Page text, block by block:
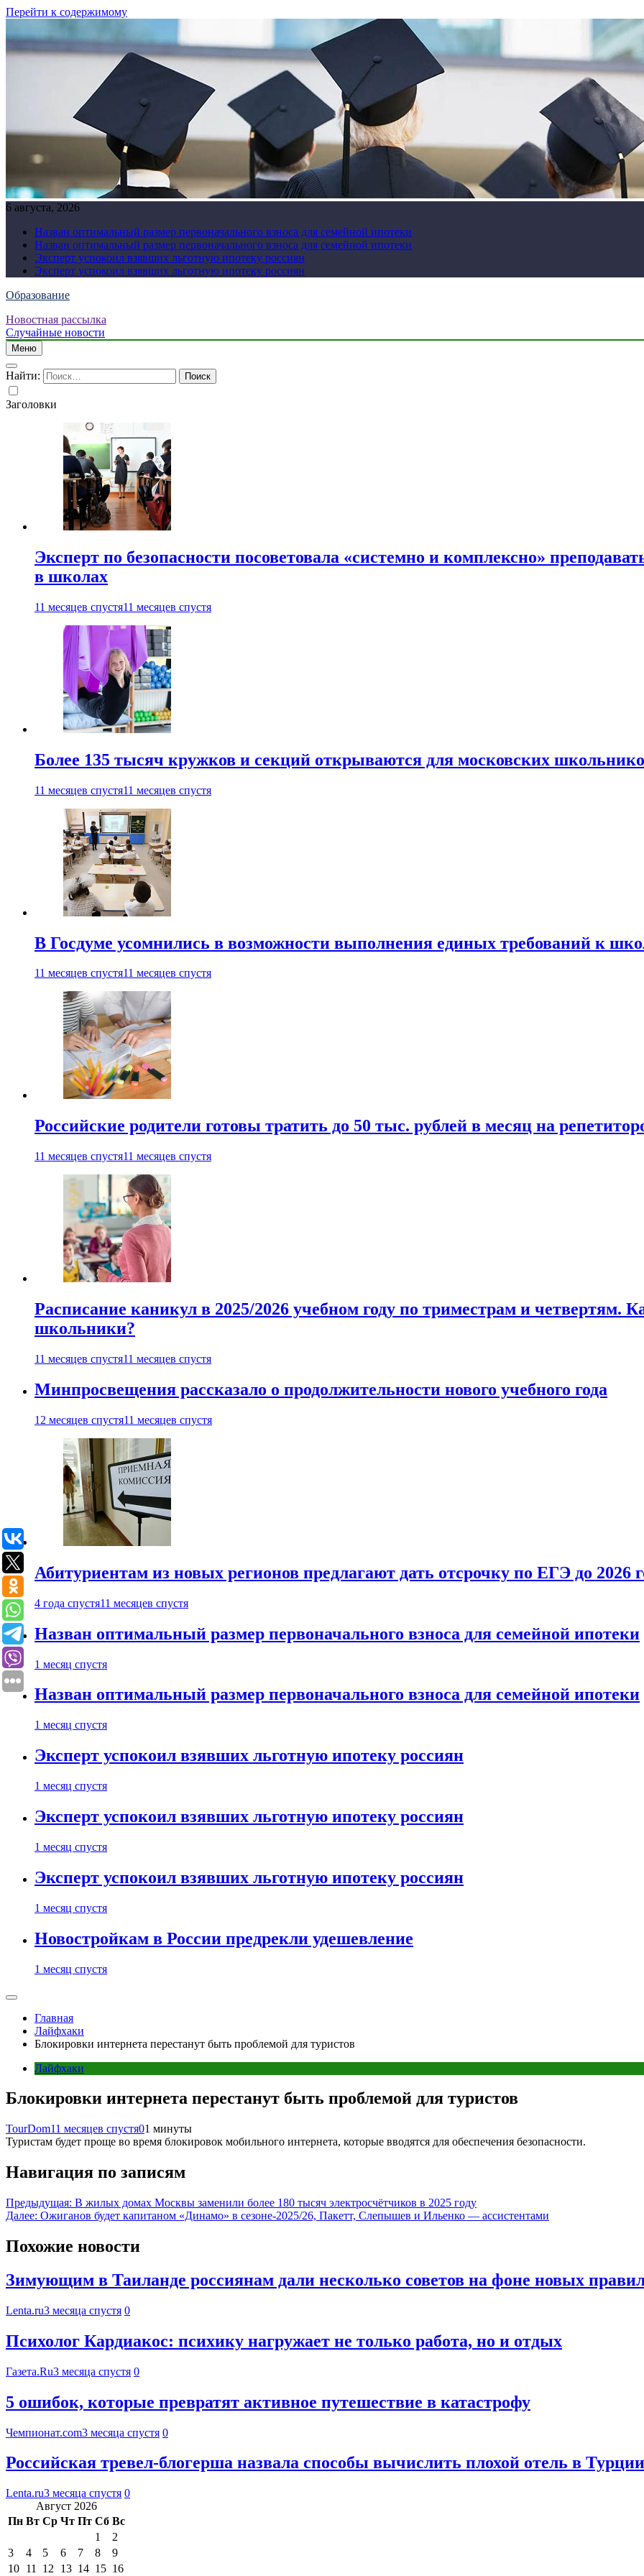
Перейти к содержимому
6 августа, 2026
Назван оптимальный размер первоначального взноса для семейной ипотеки
Назван оптимальный размер первоначального взноса для семейной ипотеки
Эксперт успокоил взявших льготную ипотеку россиян
Эксперт успокоил взявших льготную ипотеку россиян
Образование
Новостная рассылка
Случайные новости
Меню
Найти:
Заголовки
Эксперт по безопасности посоветовала «системно и комплексно»
в школах
11 месяцев спустя11 месяцев спустя
Более 135 тысяч кружков и секций открываются для московских
11 месяцев спустя11 месяцев спустя
В Госдуме усомнились в возможности выполнения единых требований к
11 месяцев спустя11 месяцев спустя
Российские родители готовы тратить до 50 тыс. рублей в месяц на
11 месяцев спустя11 месяцев спустя
Расписание каникул в 2025/2026 учебном году по триместрам и четвертям.
школьники?
11 месяцев спустя11 месяцев спустя
Минпросвещения рассказало о продолжительности нового учебного года
12 месяцев спустя11 месяцев спустя
Абитуриентам из новых регионов предлагают дать отсрочку по ЕГЭ до 2026
4 года спустя11 месяцев спустя
Назван оптимальный размер первоначального взноса для семейной ипотеки
1 месяц спустя
Назван оптимальный размер первоначального взноса для семейной ипотеки
1 месяц спустя
Эксперт успокоил взявших льготную ипотеку россиян
1 месяц спустя
Эксперт успокоил взявших льготную ипотеку россиян
1 месяц спустя
Эксперт успокоил взявших льготную ипотеку россиян
1 месяц спустя
Новостройкам в России предрекли удешевление
1 месяц спустя
Главная
Лайфхаки
Блокировки интернета перестанут быть проблемой для туристов
Лайфхаки
Блокировки интернета перестанут быть проблемой для туристов
TourDom11 месяцев спустя01 минуты
Туристам будет проще во время блокировок мобильного интернета, которые вводятся для обеспечения безопасности.
Навигация по записям
Предыдущая: В жилых домах Москвы заменили более 180 тысяч электросчётчиков в 2025 году
Далее: Ожиганов будет капитаном «Динамо» в сезоне-2025/26, Пакетт, Слепышев и Ильенко — ассистентами
Похожие новости
Зимующим в Таиланде россиянам дали несколько советов на фоне новых правил
Lenta.ru3 месяца спустя 0
Психолог Кардиакос: психику нагружает не только работа, но и отдых
Газета.Ru3 месяца спустя 0
5 ошибок, которые превратят активное путешествие в катастрофу
Чемпионат.com3 месяца спустя 0
Российская тревел-блогерша назвала способы вычислить плохой отель в
Lenta.ru3 месяца спустя 0
Август 2026
Пн Вт Ср Чт Пт Сб Вс
1
2
3
4 5 6 7 8
9
10 11 12 13 14 15 16